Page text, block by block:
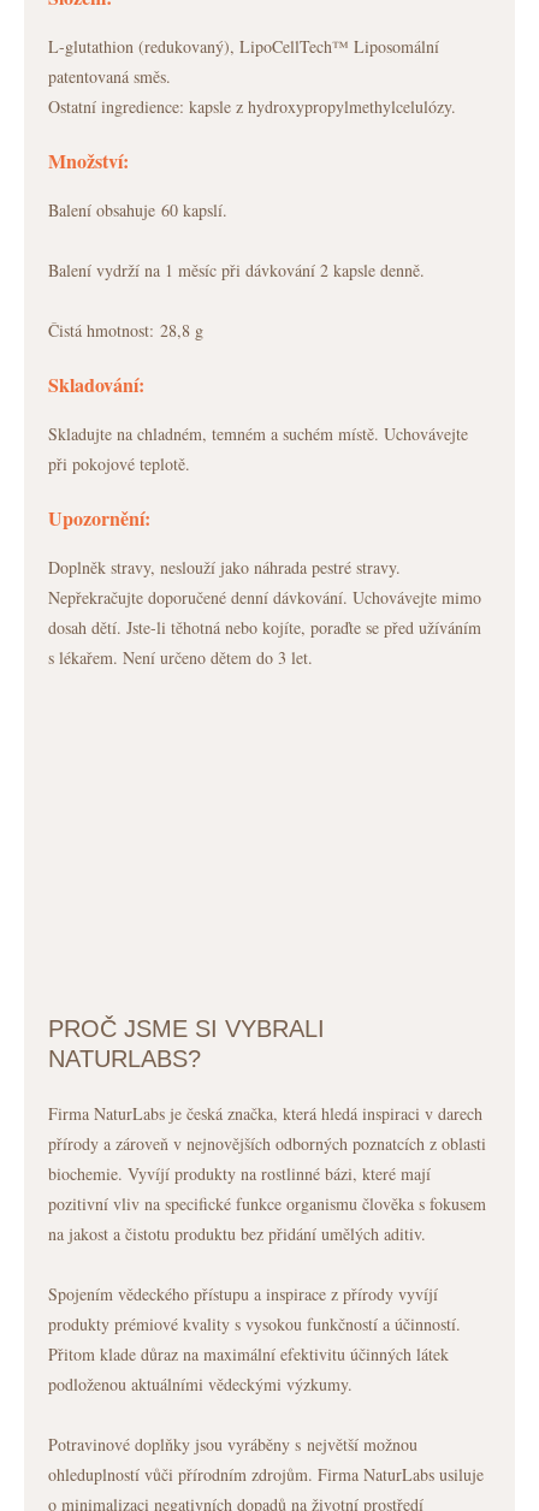
L-glutathion (redukovaný), LipoCellTech™ Liposomální
patentovaná směs.
Ostatní ingredience: kapsle z hydroxypropylmethylcelulózy.
Množství:
Balení obsahuje 60 kapslí.
Balení vydrží na 1 měsíc při dávkování 2 kapsle denně.
Čistá hmotnost: 28,8 g
Skladování:
Skladujte na chladném, temném a suchém místě. Uchovávejte
při pokojové teplotě.
Upozornění:
Doplněk stravy, neslouží jako náhrada pestré stravy.
Nepřekračujte doporučené denní dávkování. Uchovávejte mimo
dosah dětí. Jste-li těhotná nebo kojíte, poraďte se před užíváním
s lékařem. Není určeno dětem do 3 let.
PROČ JSME SI VYBRALI
NATURLABS?
Firma NaturLabs je česká značka, která hledá inspiraci v darech
přírody a zároveň v nejnovějších odborných poznatcích z oblasti
biochemie. Vyvíjí produkty na rostlinné bázi, které mají
pozitivní vliv na specifické funkce organismu člověka s fokusem
na jakost a čistotu produktu bez přidání umělých aditiv.
Spojením vědeckého přístupu a inspirace z přírody vyvíjí
produkty prémiové kvality s vysokou funkčností a účinností.
Přitom klade důraz na maximální efektivitu účinných látek
podloženou aktuálními vědeckými výzkumy.
Potravinové doplňky jsou vyráběny s největší možnou
ohleduplností vůči přírodním zdrojům. Firma NaturLabs usiluje
o minimalizaci negativních dopadů na životní prostředí